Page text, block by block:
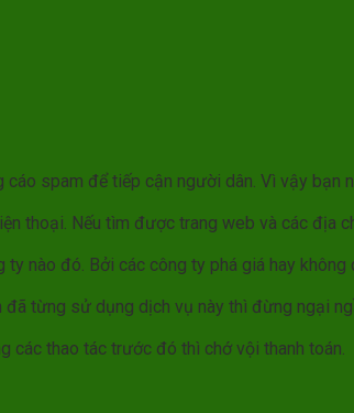
spam để tiếp cận người dân. Vì vậy bạn
thoại. Nếu tìm được trang web và các địa
nào đó. Bởi các công ty phá giá hay không
từng sử dụng dịch vụ này thì đừng ngại
các thao tác trước đó thì chớ vội thanh toán.